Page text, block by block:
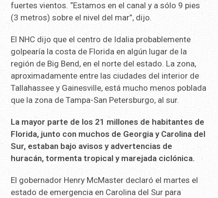
fuertes vientos. “Estamos en el canal y a sólo 9 pies
(3 metros) sobre el nivel del mar”, dijo.
El NHC dijo que el centro de Idalia probablemente
golpearía la costa de Florida en algún lugar de la
región de Big Bend, en el norte del estado. La zona,
aproximadamente entre las ciudades del interior de
Tallahassee y Gainesville, está mucho menos poblada
que la zona de Tampa-San Petersburgo, al sur.
La mayor parte de los 21 millones de habitantes de
Florida, junto con muchos de Georgia y Carolina del
Sur, estaban bajo avisos y advertencias de
huracán, tormenta tropical y marejada ciclónica.
El gobernador Henry McMaster declaró el martes el
estado de emergencia en Carolina del Sur para